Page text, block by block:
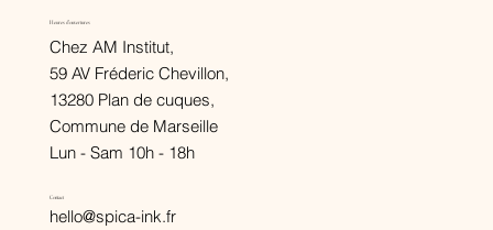
Contact
hello@spica-ink.fr
Heures d'ouvertures
Chez AM Institut,
59 AV Fréderic Chevillon,
13280 Plan de cuques,
Commune de Marseille
Lun - Sam 10h - 18h